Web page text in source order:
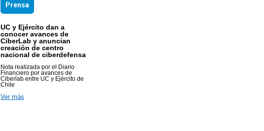
Prensa
UC y Ejército dan a
conocer avances de
CiberLab y anuncian
creación de centro
nacional de ciberdefensa
Nota realizada por el Diario
Financiero por avances de
Ciberlab entre UC y Ejército de
Chile
Ver más